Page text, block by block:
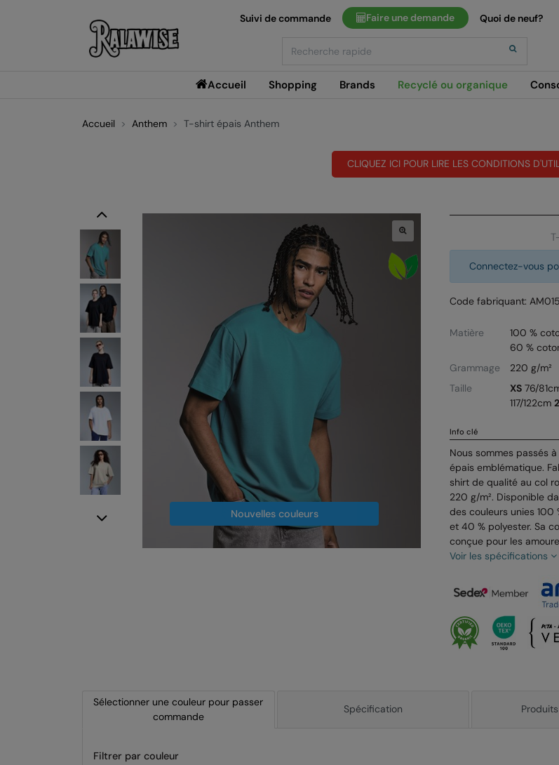
Accueil Shopping Brands Recyclé ou organique
Suivi de commande Faire une demande Quoi de neuf?
Accueil Anthem T-shirt épais Anthem
CLIQUEZ ICI POUR LIRE LES CONDITIONS
Connectez-vous
Code fabriquant: AM015
Matière
100 %
60 %
Grammage
220 g/m²
Taille
XS76/
117/122cm
Info clé
Nous sommes passés
épais emblématique.
shirt de qualité au col
220 g/m². Disponible
des couleurs unies
et 40 % polyester. Sa
conçue pour les
Voir les spécifications
Nouvelles couleurs
Previous
Next
Sélectionner une couleur pour passer
commande
Spécification
Filtrer par couleur